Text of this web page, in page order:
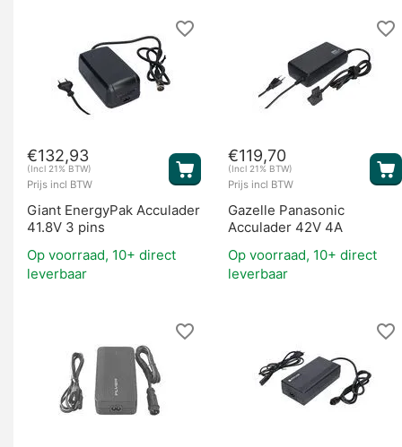
€132,93
(Incl 21% BTW)
Prijs incl BTW
Giant EnergyPak Acculader
41.8V 3 pins
Op voorraad, 10+ direct
leverbaar
€119,70
(Incl 21% BTW)
Prijs incl BTW
Gazelle Panasonic
Acculader 42V 4A
Op voorraad, 10+ direct
leverbaar